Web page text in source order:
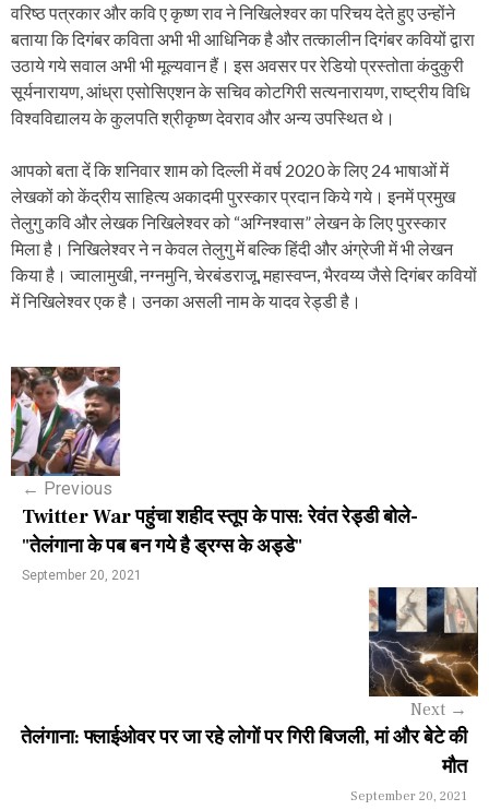
वरिष्ठ पत्रकार और कवि ए कृष्ण राव ने निखिलेश्वर का परिचय देते हुए उन्होंने
बताया कि दिगंबर कविता अभी भी आधिनिक है और तत्कालीन दिगंबर कवियों द्वारा
उठाये गये सवाल अभी भी मूल्यवान हैं। इस अवसर पर रेडियो प्रस्तोता कंदुकुरी
सूर्यनारायण, आंध्रा एसोसिएशन के सचिव कोटगिरी सत्यनारायण, राष्ट्रीय विधि
विश्वविद्यालय के कुलपति श्रीकृष्ण देवराव और अन्य उपस्थित थे।
आपको बता दें कि शनिवार शाम को दिल्ली में वर्ष 2020 के लिए 24 भाषाओं में
लेखकों को केंद्रीय साहित्य अकादमी पुरस्कार प्रदान किये गये। इनमें प्रमुख
तेलुगु कवि और लेखक निखिलेश्वर को “अग्निश्वास” लेखन के लिए पुरस्कार
मिला है। निखिलेश्वर ने न केवल तेलुगु में बल्कि हिंदी और अंग्रेजी में भी लेखन
किया है। ज्वालामुखी, नग्नमुनि, चेरबंडराजू, महास्वप्न, भैरवय्य जैसे दिगंबर कवियों
में निखिलेश्वर एक है। उनका असली नाम के यादव रेड्डी है।
P
o
s
n
a
a
← Previous
Twitter War पहुंचा शहीद स्तूप के पास: रेवंत रेड्डी बोले-
"तेलंगाना के पब बन गये है ड्रग्स के अड्डे"
September 20, 2021
Next →
तेलंगाना: फ्लाईओवर पर जा रहे लोगों पर गिरी बिजली, मां और बेटे की
मौत
September 20, 2021